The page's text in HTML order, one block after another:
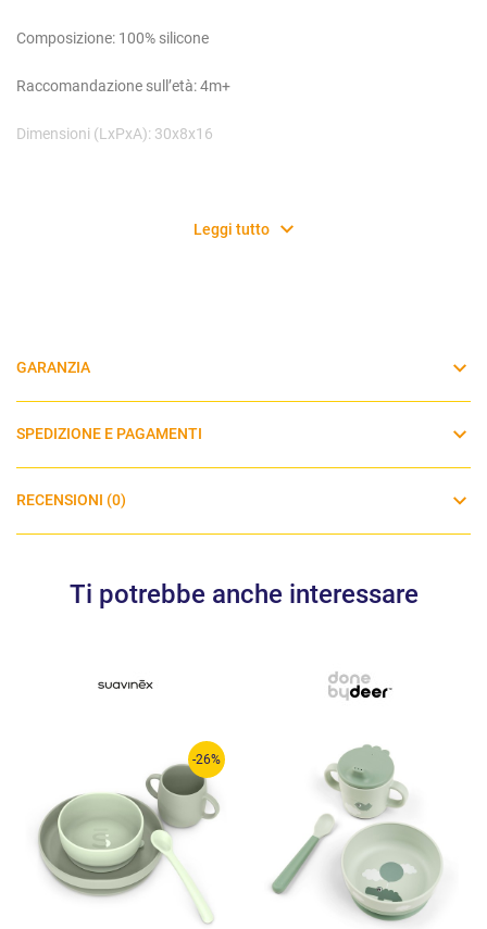
Composizione: 100% silicone
Raccomandazione sull’età: 4m+
Dimensioni (LxPxA): 30x8x16
Leggi tutto
GARANZIA
SPEDIZIONE E PAGAMENTI
RECENSIONI (0)
Ti potrebbe anche interessare
-26%